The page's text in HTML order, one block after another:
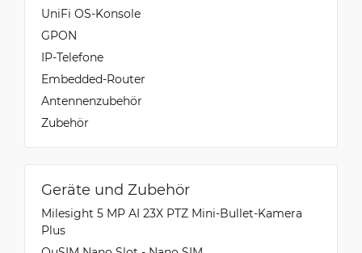
UniFi OS-Konsole
GPON
IP-Telefone
Embedded-Router
Antennenzubehör
Zubehör
Geräte und Zubehör
Milesight 5 MP AI 23X PTZ Mini-Bullet-Kamera
Plus